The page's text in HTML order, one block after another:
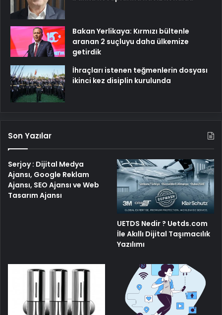
Bakan Yerlikaya: Kırmızı bültenle
aranan 2 suçluyu daha ülkemize
getirdik
İhraçları istenen teğmenlerin dosyası
ikinci kez disiplin kurulunda
Son Yazılar
Serjoy : Dijital Medya
Ajansı, Google Reklam
Ajansı, SEO Ajansı ve Web
Tasarım Ajansı
UETDS Nedir ? Uetds.com
İle Akıllı Dijital Taşımacılık
Yazılımı